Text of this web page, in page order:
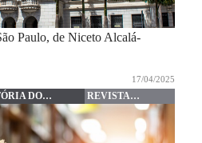
Paulo, de Niceto Alcalá-
17/04/2025
DO
REVISTA
FORENSE